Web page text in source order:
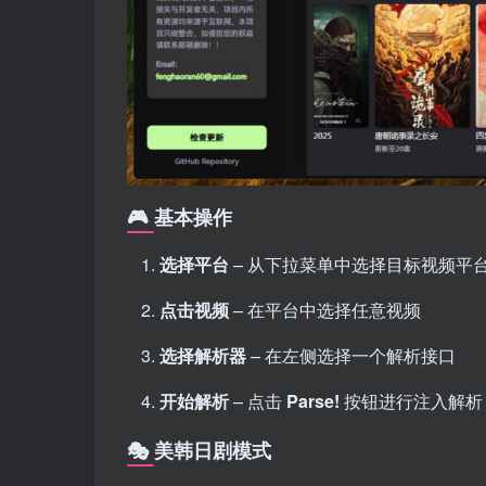
🎮 基本操作
选择平台 – 从下拉菜单中选择目标视频平
点击视频– 在平台中选择任意视频
选择解析器– 在左侧选择一个解析接口
开始解析– 点击 Parse! 按钮进行注入解析
🎭 美韩日剧模式